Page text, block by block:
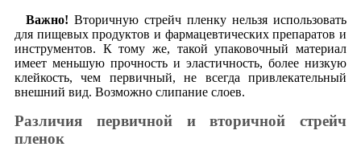
Важно! Вторичную стрейч пленку нельзя использовать
для пищевых продуктов и фармацевтических препаратов и
инструментов. К тому же, такой упаковочный материал
имеет меньшую прочность и эластичность, более низкую
клейкость, чем первичный, не всегда привлекательный
внешний вид. Возможно слипание слоев.
Различия первичной и вторичной стрейч
пленок